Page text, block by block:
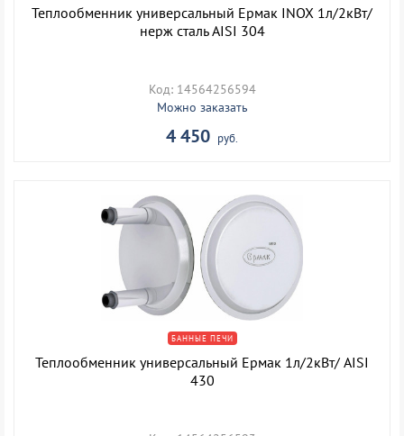
Теплообменник универсальный Ермак INOX 1л/2кВт/
нерж сталь AISI 304
Код: 14564256594
Можно заказать
4 450 руб.
БАННЫЕ ПЕЧИ
Теплообменник универсальный Ермак 1л/2кВт/ AISI
430